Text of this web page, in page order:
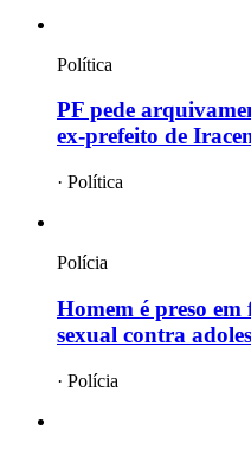
Política
PF pede
ex-prefeito de
· Política
Polícia
Homem é preso
sexual contra
· Polícia